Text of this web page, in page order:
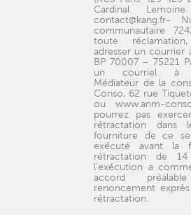
Cardinal
contact@kang.fr-
communautaire
toute
adresser un courrier
BP 70007 – 75221
un courriel à
Médiateur de la
Conso, 62 rue
ou www.anm-
pourrez pas
rétractation
fourniture de ce
exécuté avant la
rétractation de
l’exécution a
accord
renoncement
rétractation.